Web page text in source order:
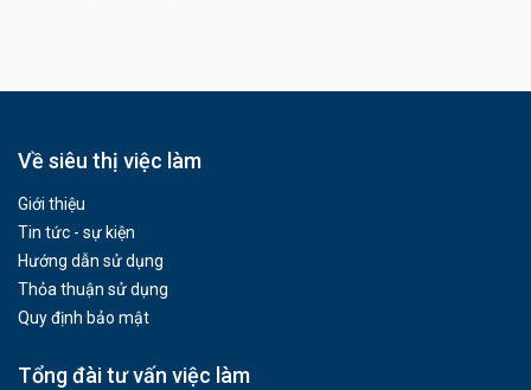
Về siêu thị việc làm
Giới thiệu
Tin tức - sự kiện
Hướng dẫn sử dụng
Thỏa thuận sử dụng
Quy định bảo mật
Tổng đài tư vấn việc làm